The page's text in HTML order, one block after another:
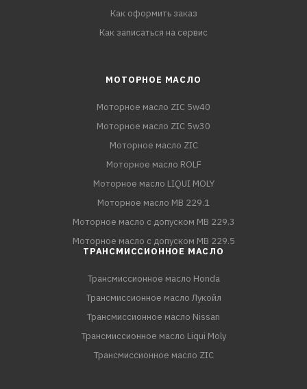
Как оформить заказ
Как записаться на сервис
МОТОРНОЕ МАСЛО
Моторное масло ZIC 5w40
Моторное масло ZIC 5w30
Моторное масло ZIC
Моторное масло ROLF
Моторное масло LIQUI MOLY
Моторное масло MB 229.1
Моторное масло с допуском MB 229.3
Моторное масло с допуском MB 229.5
ТРАНСМИССИОННОЕ МАСЛО
Трансмиссионное масло Honda
Трансмиссионное масло Лукойл
Трансмиссионное масло Nissan
Трансмиссионное масло Liqui Moly
Трансмиссионное масло ZIC